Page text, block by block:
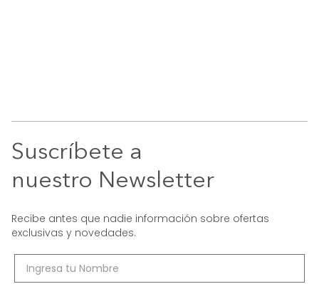
Suscríbete a
nuestro Newsletter
Recibe antes que nadie información sobre ofertas
exclusivas y novedades.